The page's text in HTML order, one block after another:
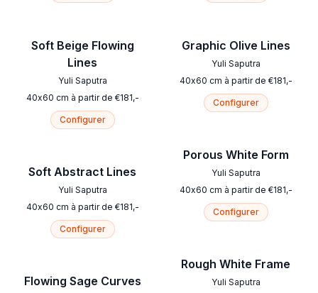
Soft Beige Flowing
Lines
Yuli Saputra
40x60 cm à partir de €181,-
Configurer
Soft Abstract Lines
Yuli Saputra
40x60 cm à partir de €181,-
Configurer
Flowing Sage Curves
Graphic Olive Lines
Yuli Saputra
40x60 cm à partir de €181,-
Configurer
Porous White Form
Yuli Saputra
40x60 cm à partir de €181,-
Configurer
Rough White Frame
Yuli Saputra